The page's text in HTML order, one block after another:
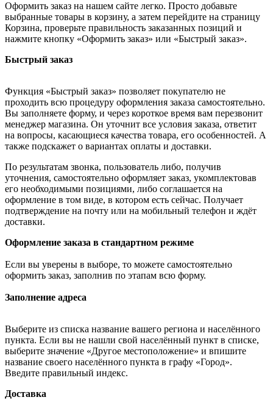
Оформить заказ на нашем сайте легко. Просто добавьте
выбранные товары в корзину, а затем перейдите на страницу
Корзина, проверьте правильность заказанных позиций и
нажмите кнопку «Оформить заказ» или «Быстрый заказ».
Быстрый заказ
Функция «Быстрый заказ» позволяет покупателю не
проходить всю процедуру оформления заказа самостоятельно.
Вы заполняете форму, и через короткое время вам перезвонит
менеджер магазина. Он уточнит все условия заказа, ответит
на вопросы, касающиеся качества товара, его особенностей. А
также подскажет о вариантах оплаты и доставки.
По результатам звонка, пользователь либо, получив
уточнения, самостоятельно оформляет заказ, укомплектовав
его необходимыми позициями, либо соглашается на
оформление в том виде, в котором есть сейчас. Получает
подтверждение на почту или на мобильный телефон и ждёт
доставки.
Оформление заказа в стандартном режиме
Если вы уверены в выборе, то можете самостоятельно
оформить заказ, заполнив по этапам всю форму.
Заполнение адреса
Выберите из списка название вашего региона и населённого
пункта. Если вы не нашли свой населённый пункт в списке,
выберите значение «Другое местоположение» и впишите
название своего населённого пункта в графу «Город».
Введите правильный индекс.
Доставка